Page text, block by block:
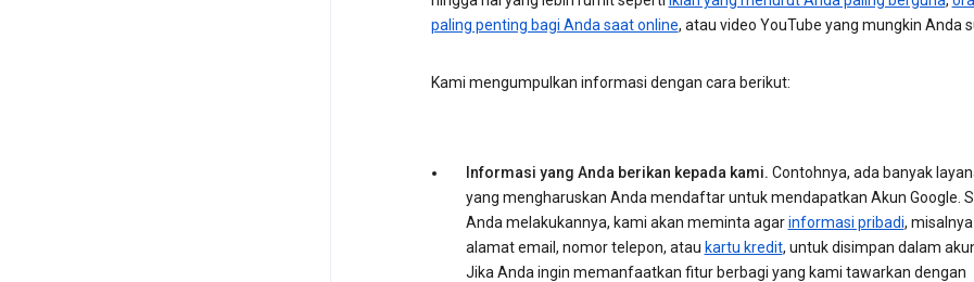
paling penting bagi Anda saat online, atau video YouTube yang mungkin Anda
Kami mengumpulkan informasi dengan cara berikut:
Informasi yang Anda berikan kepada kami. Contohnya, ada banyak
yang mengharuskan Anda mendaftar untuk mendapatkan Akun Google.
Anda melakukannya, kami akan meminta agarinformasi pribadi,
alamat email, nomor telepon, atau kartu kredit, untuk disimpan dalam
Jika Anda ingin memanfaatkan fitur berbagi yang kami tawarkan dengan